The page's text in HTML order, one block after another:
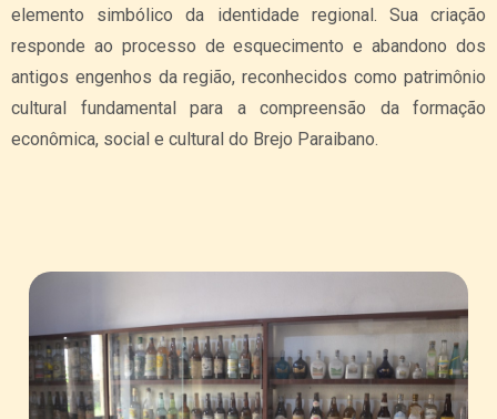
elemento simbólico da identidade regional. Sua criação
responde ao processo de esquecimento e abandono dos
antigos engenhos da região, reconhecidos como patrimônio
cultural fundamental para a compreensão da formação
econômica, social e cultural do Brejo Paraibano.